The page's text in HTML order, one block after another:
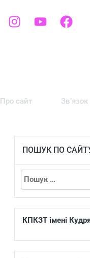
Про сайт Зв’язок
ПОШУК ПО
КПКЗТ імені